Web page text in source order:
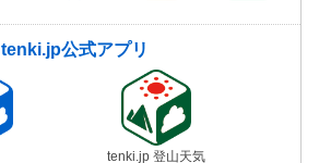
tenki.jp公式アプリ
tenki.jp 登山天気